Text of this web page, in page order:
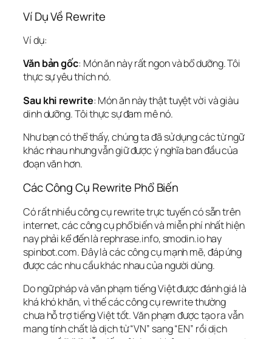
Ví Dụ Về Rewrite
Ví dụ:
Văn bản gốc: Món ăn này rất ngon và bổ dưỡng. Tôi
thực sự yêu thích nó.
Sau khi rewrite: Món ăn này thật tuyệt vời và giàu
dinh dưỡng. Tôi thực sự đam mê nó.
Như bạn có thể thấy, chúng ta đã sử dụng các từ ngữ
khác nhau nhưng vẫn giữ được ý nghĩa ban đầu của
đoạn văn hơn.
Các Công Cụ Rewrite Phổ Biến
Có rất nhiều công cụ rewrite trực tuyến có sẵn trên
internet, các công cụ phổ biến và miễn phí nhất hiện
nay phải kể đến là rephrase.info, smodin.io hay
spinbot.com. Đây là các công cụ mạnh mẽ, đáp ứng
được các nhu cầu khác nhau của người dùng.
Do ngữ pháp và văn phạm tiếng Việt được đánh giá là
khá khó khăn, vì thế các công cụ rewrite thường
chưa hỗ trợ tiếng Việt tốt. Văn phạm được tạo ra vẫn
mang tính chất là dịch từ “VN” sang “EN” rồi dịch